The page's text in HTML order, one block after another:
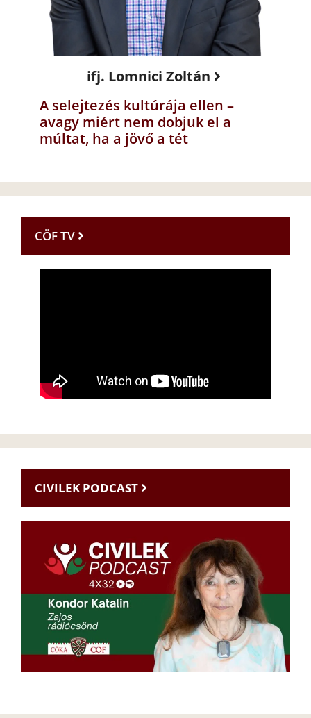
ifj. Lomnici Zoltán
A selejtezés kultúrája ellen –
avagy miért nem dobjuk el a
múltat, ha a jövő a tét
CÖF TV
CIVILEK PODCAST